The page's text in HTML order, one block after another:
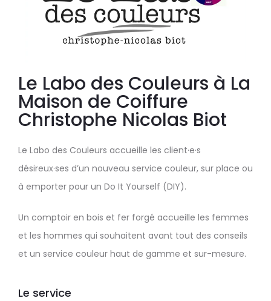
Le Labo des Couleurs à La
Maison de Coiffure
Christophe Nicolas Biot
Le Labo des Couleurs accueille les client·e·s
désireux·ses d’un nouveau service couleur, sur place ou
à emporter pour un Do It Yourself (DIY).
Un comptoir en bois et fer forgé accueille les femmes
et les hommes qui souhaitent avant tout des conseils
et un service couleur haut de gamme et sur-mesure.
Le service